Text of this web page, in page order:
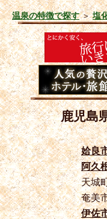
温泉の特徴で探す＞塩
鹿児島
姶良
阿久
天城
奄美
伊佐